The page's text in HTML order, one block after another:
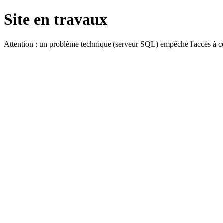
Site en travaux
Attention : un problème technique (serveur SQL) empêche l'accès à